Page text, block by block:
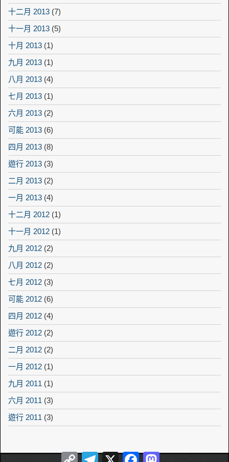
十二月 2013 (7)
十一月 2013 (5)
十月 2013 (1)
九月 2013 (1)
八月 2013 (4)
七月 2013 (1)
六月 2013 (2)
可能 2013 (6)
四月 2013 (8)
遊行 2013 (3)
二月 2013 (2)
一月 2013 (4)
十二月 2012 (1)
十一月 2012 (1)
九月 2012 (2)
八月 2012 (2)
七月 2012 (3)
可能 2012 (6)
四月 2012 (4)
遊行 2012 (2)
二月 2012 (2)
一月 2012 (1)
九月 2011 (1)
六月 2011 (3)
遊行 2011 (3)
Copy Telegram
X FacebookMastodon